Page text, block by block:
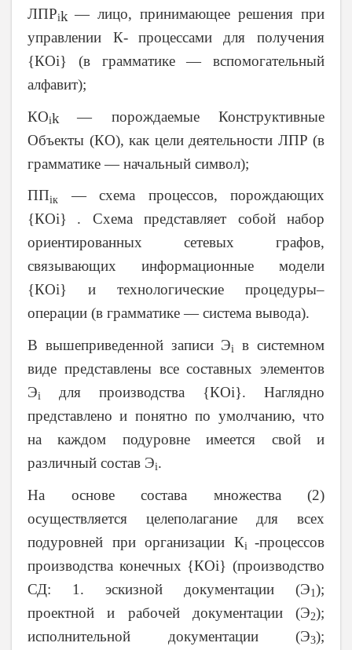
ЛПРik — лицо, принимающее решения при
управлении К-
процессами для получения
{КОi} (в грамматике — вспомогательный
алфавит);
КОik
— порождаемые Конструктивные
Объекты (КО), как цели деятельности ЛПР (в
грамматике — начальный символ);
ППiк
— схема процессов, порождающих
{КОi}
. Схема представляет собой набор
ориентированных сетевых графов,
связывающих информационные модели
{КОi} и технологические процедуры–
операции (в грамматике — система вывода).
В вышеприведенной записи Эi
в системном
виде представлены все составных элементов
Эi
для производства {КОi}. Наглядно
представлено и понятно по умолчанию, что
на каждом подуровне имеется свой и
различный состав Эi.
На основе состава множества (2)
осуществляется целеполагание для всех
подуровней при организации Кi
-процессов
производства конечных {КОi} (производство
СД: 1. эскизной документации (Э1);
проектной и рабочей документации (Э2);
исполнительной документации (Э3);